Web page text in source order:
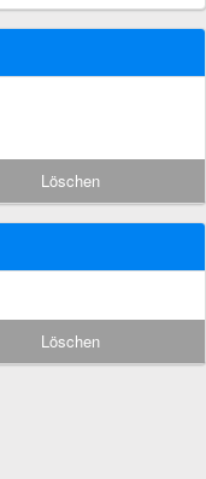
Löschen
Löschen